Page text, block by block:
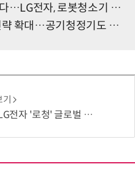
로봇청소기 '홈봇'으로 재출격
…공기청정기도 외주 제작
출시 늦춘다…“공급망 재편부터”